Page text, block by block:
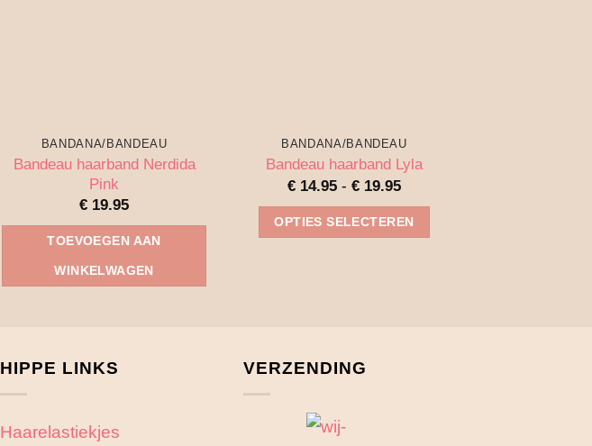
BANDANA/BANDEAU
Bandeau haarband Nerdida
Pink
€ 19.95
TOEVOEGEN AAN
WINKELWAGEN
BANDANA/BANDEAU
Bandeau haarband Lyla
€14.95 - €19.95Prijsklasse:
tot
€ 19.95
OPTIES SELECTEREN
Deze
HIPPE LINKS
Haarelastiekjes
VERZENDING